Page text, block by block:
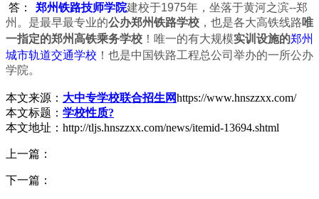
答：
郑州铁路技师学院建校于1975年，坐落于黄河之滨--郑
州。是最早最专业的公办郑州铁路学校 ，也是各大高铁线路唯
一指定的郑州高铁乘务学校 ！唯一的有大规模实训设施的郑州
城市轨道交通学校 ！也是中国铁路工程总公司举办的一所公办
学院。
本文来源： 大中专学校联合招生网https://www.hnszzxx.com/
本文标题： 学校性质?
本文地址：http://tljs.hnszzxx.com/news/itemid-13694.shtml
上一篇：
下一篇：